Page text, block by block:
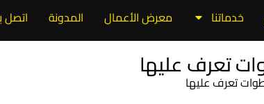
خدماتنا معرض الأعمال المدونة اتصل